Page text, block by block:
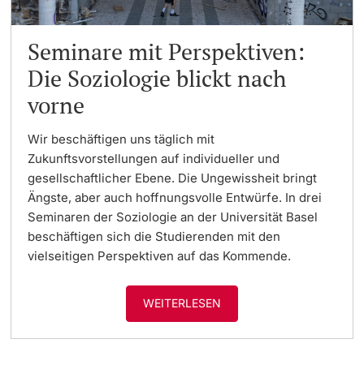
Seminare mit Perspektiven:
Die Soziologie blickt nach
vorne
Wir beschäftigen uns täglich mit
Zukunftsvorstellungen auf individueller und
gesellschaftlicher Ebene. Die Ungewissheit bringt
Ängste, aber auch hoffnungsvolle Entwürfe. In drei
Seminaren der Soziologie an der Universität Basel
beschäftigen sich die Studierenden mit den
vielseitigen Perspektiven auf das Kommende.
WEITERLESEN